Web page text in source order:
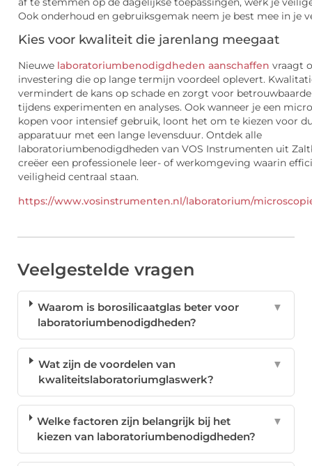
Ook onderhoud en gebruiksgemak neem je best mee in je
Kies voor kwaliteit die jarenlang meegaat
Nieuwe laboratoriumbenodigdheden aanschaffen vraagt
investering die op lange termijn voordeel oplevert.
vermindert de kans op schade en zorgt voor
tijdens experimenten en analyses. Ook wanneer je een
kopen voor intensief gebruik, loont het om te kiezen voor
apparatuur met een lange levensduur. Ontdek alle
laboratoriumbenodigdheden van VOS Instrumenten uit
creëer een professionele leer- of werkomgeving waarin
veiligheid centraal staan.
https://www.vosinstrumenten.nl/laboratorium/
Veelgestelde vragen
Waarom is borosilicaatglas beter voor
laboratoriumbenodigdheden?
▼
Wat zijn de voordelen van
kwaliteitslaboratoriumglaswerk?
▼
Welke factoren zijn belangrijk bij het
kiezen van laboratoriumbenodigdheden?
▼